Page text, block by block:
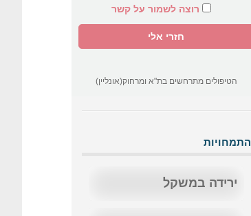
רוצה לשמור על קשר
הטיפולים מתרחשים בת"א ומרחוק(אונליין)
התמחויות
ירידה במשקל